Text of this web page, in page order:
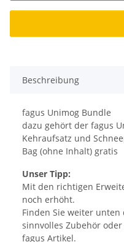
Beschreibung
fagus Unimog Bundle
dazu gehört der fagus
Kehraufsatz und
Bag (ohne Inhalt) gratis
Unser Tipp:
Mit den richtigen
noch erhöht.
Finden Sie weiter
sinnvolles Zubehör
fagus Artikel.